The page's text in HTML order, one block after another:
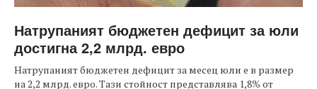
Натрупаният бюджетен дефицит за юли
достигна 2,2 млрд. евро
Натрупаният бюджетен дефицит за месец юли е в размер
на 2,2 млрд. евро. Тази стойност представлява 1,8% от